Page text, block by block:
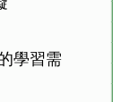
學習需